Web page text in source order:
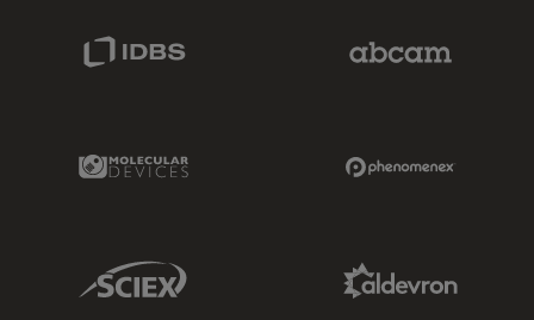
Molecular Devices Link
Sciex Link